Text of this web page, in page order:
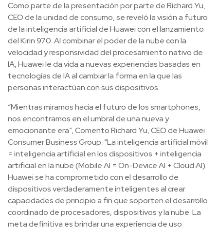
Como parte de la presentación por parte de Richard Yu,
CEO de la unidad de consumo, se reveló la visión a futuro
de la inteligencia artificial de Huawei con el lanzamiento
del Kirin 970. Al combinar el poder de la nube con la
velocidad y responsividad del procesamiento nativo de
IA, Huawei le da vida a nuevas experiencias basadas en
tecnologías de IA al cambiar la forma en la que las
personas interactúan con sus dispositivos.
“Mientras miramos hacia el futuro de los smartphones,
nos encontramos en el umbral de una nueva y
emocionante era”, Comento Richard Yu, CEO de Huawei
Consumer Business Group. “La inteligencia artificial móvil
= inteligencia artificial en los dispositivos + inteligencia
artificial en la nube (Mobile AI = On-Device AI + Cloud AI).
Huawei se ha comprometido con el desarrollo de
dispositivos verdaderamente inteligentes al crear
capacidades de principio a fin que soporten el desarrollo
coordinado de procesadores, dispositivos y la nube. La
meta definitiva es brindar una experiencia de uso